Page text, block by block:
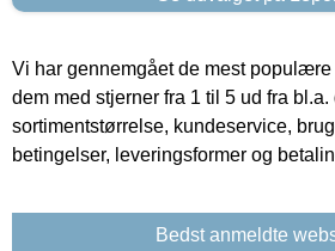
Vi har gennemgået de mest
dem med stjerner fra 1 til 5 ud fra
sortimentstørrelse, kundeservice,
betingelser, leveringsformer og
Bedst anmeldte